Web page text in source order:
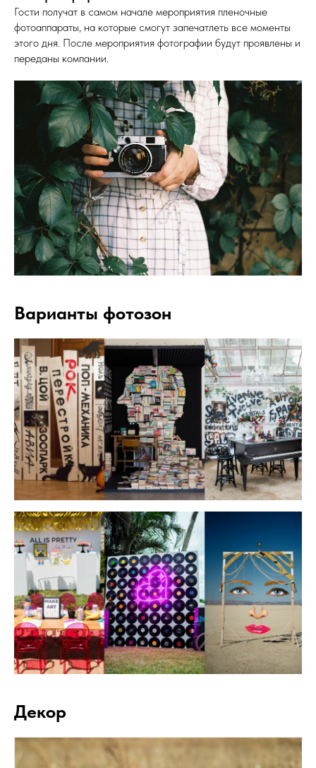
Гости получат в самом начале мероприятия пленочные
фотоаппараты, на которые смогут запечатлеть все моменты
этого дня. После мероприятия фотографии будут проявлены и
переданы компании.
Варианты фотозон
Декор